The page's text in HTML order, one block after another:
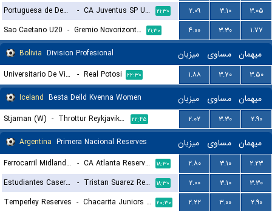
Portuguesa de Desportos U20
- CA Juventus SP U20 ۲۱:۳۰ ۲.۰۹ ۳.۱۰
۳.۰۵
Sao Caetano U20 - Gremio Novorizontino U20 ۲۱:۳۰ ۴.۰۰ ۳.۳۰
۱.۷۷
Bolivia Division Profesional میزبان مساوی میهمان
Universitario De Vinto - Real Potosi ۲۲:۳۰ ۱.۸۸ ۳.۷۰
۳.۵۰
Iceland Besta Deild Kvenna Women میزبان مساوی میهمان
Stjarnan (W) - Throttur Reykjavik (W) ۲۲:۴۵ ۲.۰۲ ۳.۳۰
۲.۹۰
Argentina Primera Nacional Reserves میزبان مساوی میهمان
Ferrocarril Midland Reserves - CA Atlanta Reserves ۱۸:۳۰ ۲.۸۰ ۳.۱۰
۲.۲۳
Estudiantes Caseros Reserves
- Tristan Suarez Reserves ۱۸:۳۰ ۲.۰۰ ۳.۱۰
۳.۳۰
Temperley Reserves - Chacarita Juniors Reserves ۲۰:۳۰ ۲.۲۲ ۳.۰۰
۲.۹۰